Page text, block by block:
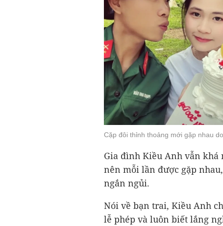
Cặp đôi thỉnh thoảng mới gặp nhau
Gia đình Kiều Anh vẫn
nên mỗi lần được gặp
ngắn ngủi.
Nói về bạn trai, Kiều Anh
lễ phép và luôn biết lắng